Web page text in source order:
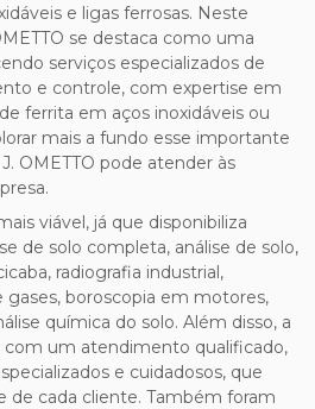
e ligas ferrosas. Neste
se destaca como uma
serviços especializados de
e controle, com expertise em
ferrita em aços inoxidáveis ou
mais a fundo esse importante
OMETTO pode atender às
viável, já que disponibiliza
de solo completa, análise de solo,
radiografia industrial,
gases, boroscopia em motores,
química do solo. Além disso, a
um atendimento qualificado,
e cuidadosos, que
de cada cliente. Também foram